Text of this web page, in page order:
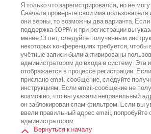
Я только что зарегистрировался, но не
Сначала проверьте свои имя пользователя
они верны, то возможны два варианта.
поддержка COPPA и при регистрации вы
менее 13 лет, следуйте полученным
некоторых конференциях требуется, чтобы
учётные записи были активированы
администратором до входа в систему. Эта
отображается в процессе регистрации.
прислано email-сообщение, следуйте
инструкциям. Если email-сообщение не
возможно, что вы указали неправильный
он заблокирован спам-фильтром. Если вы
ввели правильный адрес email, попробуйте
администратором.
Вернуться к началу